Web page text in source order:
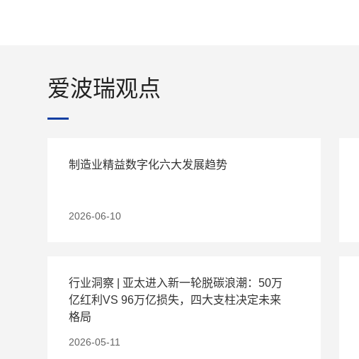
爱波瑞观点
制造业精益数字化六大发展趋势
2026-06-10
行业洞察 | 亚太进入新一轮脱碳浪潮：50万
亿红利VS 96万亿损失，四大支柱决定未来
格局
2026-05-11